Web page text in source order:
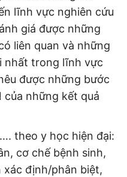
lĩnh vực nghiên cứu
giá được những
liên quan và những
nhất trong lĩnh vực
được những bước
của những kết quả
theo y học hiện đại:
cơ chế bệnh sinh,
xác định/phân biệt,